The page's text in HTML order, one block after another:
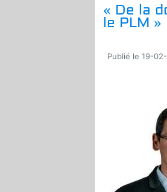
« De la
le PLM »
Publié le 19-